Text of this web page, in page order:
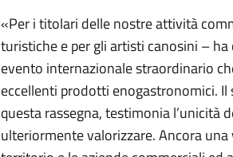
«Per i titolari delle nostre attività
turistiche e per gli artisti canosini –
evento internazionale straordinario
eccellenti prodotti enogastronomici. Il
questa rassegna, testimonia l’unicità
ulteriormente valorizzare. Ancora una